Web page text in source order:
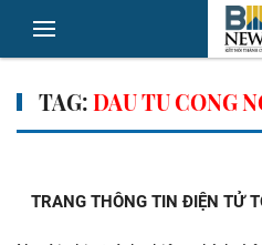
TAG:DAU TU CONG
TRANG THÔNG TIN ĐIỆN TỬ